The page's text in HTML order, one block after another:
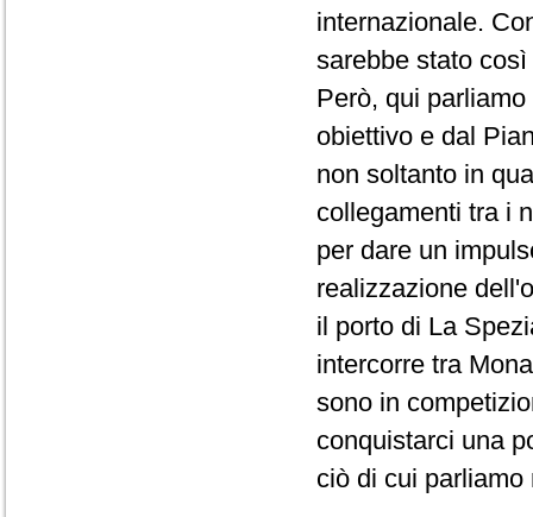
internazionale.
sarebbe stato
Però, qui
obiettivo e dal
non soltanto in
collegamenti tra i
per dare un
realizzazione
il porto di La
intercorre tra
sono in
conquistarci una
ciò di cui